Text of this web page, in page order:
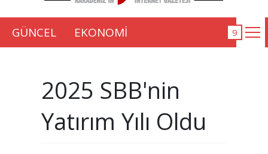
GÜNCEL EKONOMİ
2025 SBB'nin
Yatırım Yılı Oldu